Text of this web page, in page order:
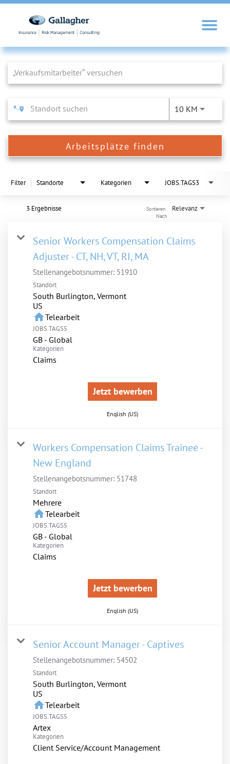
Job Search Page
10 KM
Arbeitsplätze finden
Filter Standorte Kategorien JOBS.TAGS3
3 Ergebnisse Relevanz
Sortieren
Nach
Senior Workers Compensation Claims
Adjuster - CT, NH, VT, RI, MA
Stellenangebotsnummer: 51910
Standort
South Burlington, Vermont
homeTelearbeit
JOBS.TAGS5
GB - Global
Kategorien
Claims
Jetzt bewerben
English (US)
Workers Compensation Claims Trainee -
New England
Stellenangebotsnummer: 51748
Standort
Mehrere
homeTelearbeit
JOBS.TAGS5
GB - Global
Kategorien
Claims
Jetzt bewerben
English (US)
Senior Account Manager - Captives
Stellenangebotsnummer: 54502
Standort
South Burlington, Vermont
homeTelearbeit
JOBS.TAGS5
Artex
Kategorien
Client Service/Account Management